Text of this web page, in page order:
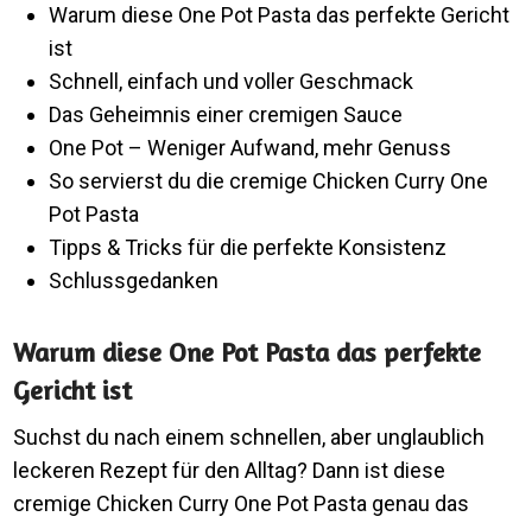
Warum diese One Pot Pasta das perfekte Gericht
ist
Schnell, einfach und voller Geschmack
Das Geheimnis einer cremigen Sauce
One Pot – Weniger Aufwand, mehr Genuss
So servierst du die cremige Chicken Curry One
Pot Pasta
Tipps & Tricks für die perfekte Konsistenz
Schlussgedanken
Warum diese One Pot Pasta das perfekte
Gericht ist
Suchst du nach einem schnellen, aber unglaublich
leckeren Rezept für den Alltag? Dann ist diese
cremige Chicken Curry One Pot Pasta genau das